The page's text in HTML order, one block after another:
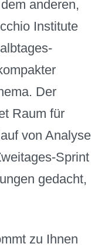
anderen,
Institute
Der
Raum für
von Analyse
Sprint
gedacht,
zu Ihnen